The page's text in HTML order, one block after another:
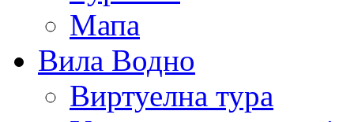
Мапа
Вила Водно
Виртуелна тура